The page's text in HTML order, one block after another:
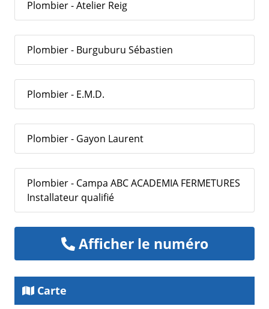
Plombier - Atelier Reig
Plombier - Burguburu Sébastien
Plombier - E.M.D.
Plombier - Gayon Laurent
Plombier - Campa ABC ACADEMIA FERMETURES
Installateur qualifié
Afficher le numéro
Carte